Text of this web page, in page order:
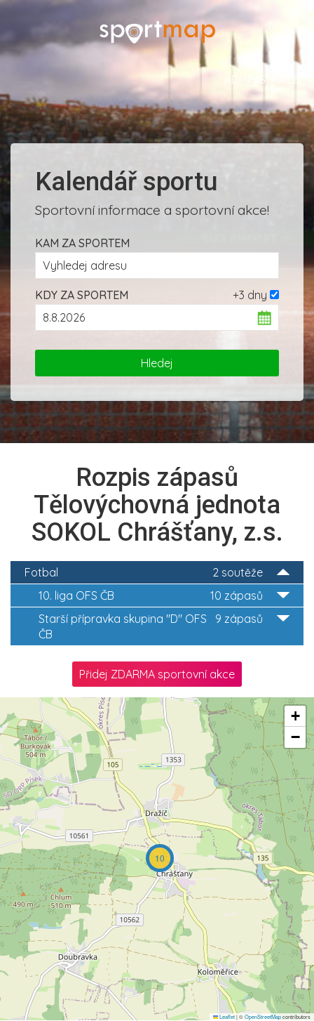
ADMINISTRACE
Kalendář sportu
Sportovní informace a sportovní akce!
KAM ZA SPORTEM
+3 dny
KDY ZA SPORTEM
Rozpis zápasů
Tělovýchovná jednota
SOKOL Chrášťany, z.s.
2 soutěže
Fotbal
10 zápasů
10. liga OFS ČB
9 zápasů
Starší přípravka skupina "D" OFS
ČB
Přidej ZDARMA sportovní akce
10
+
−
Leaflet|©OpenStreetMapcontributors